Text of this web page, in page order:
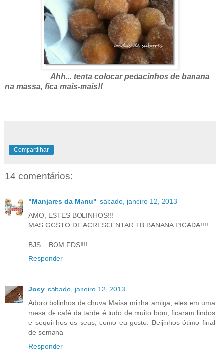
Ahh... tenta colocar pedacinhos de banana
na massa, fica mais-mais!!
Compartilhar
14 comentários:
"Manjares da Manu" sábado, janeiro 12, 2013
AMO, ESTES BOLINHOS!!!
MAS GOSTO DE ACRESCENTAR TB BANANA PICADA!!!!
BJS....BOM FDS!!!!
Responder
Josy sábado, janeiro 12, 2013
Adoro bolinhos de chuva Maísa minha amiga, eles em uma
mesa de café da tarde é tudo de muito bom, ficaram lindos
e sequinhos os seus, como eu gosto. Beijinhos ótimo final
de semana
Responder